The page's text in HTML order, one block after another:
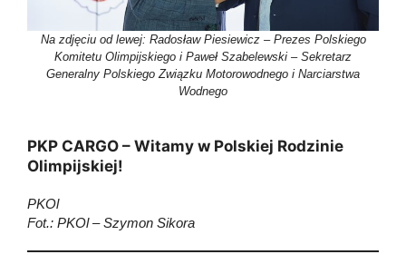
Na zdjęciu od lewej: Radosław Piesiewicz – Prezes Polskiego
Komitetu Olimpijskiego i Paweł Szabelewski – Sekretarz
Generalny Polskiego Związku Motorowodnego i Narciarstwa
Wodnego
PKP CARGO – Witamy w Polskiej Rodzinie
Olimpijskiej!
PKOl
Fot.: PKOl – Szymon Sikora